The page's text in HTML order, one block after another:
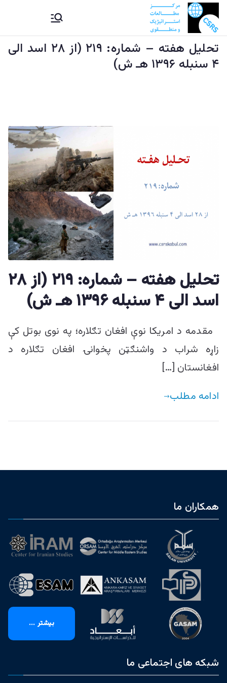
to
content
CSRS |
مرکز
و منطقوی |
ستراتېژیکو
او سیمه
ییزو څېړنو
مرکز
مرکز مطالعات استراتیژيک و
منطقوی دستراتېژیکو او
سیمه ییزو څېړنو مرکز
تحليل هفته – شماره: ۲۱۹ (از ۲۸ اسد الی
۴ سنبله ۱۳۹۶ هـ ش)
تحلیل هفته – شماره: ۲۱۹ (از ۲۸
اسد الی ۴ سنبله ۱۳۹۶ هـ ش)
مقدمه د امریکا نوې افغان تګلاره؛ په نوی بوتل کې
زاړه شراب د واشنګټن پخوانۍ افغان تګلاره د
افغانستان […]
ادامه مطلب
همکاران ما
بیشتر ...
شبکه های اجتماعی ما